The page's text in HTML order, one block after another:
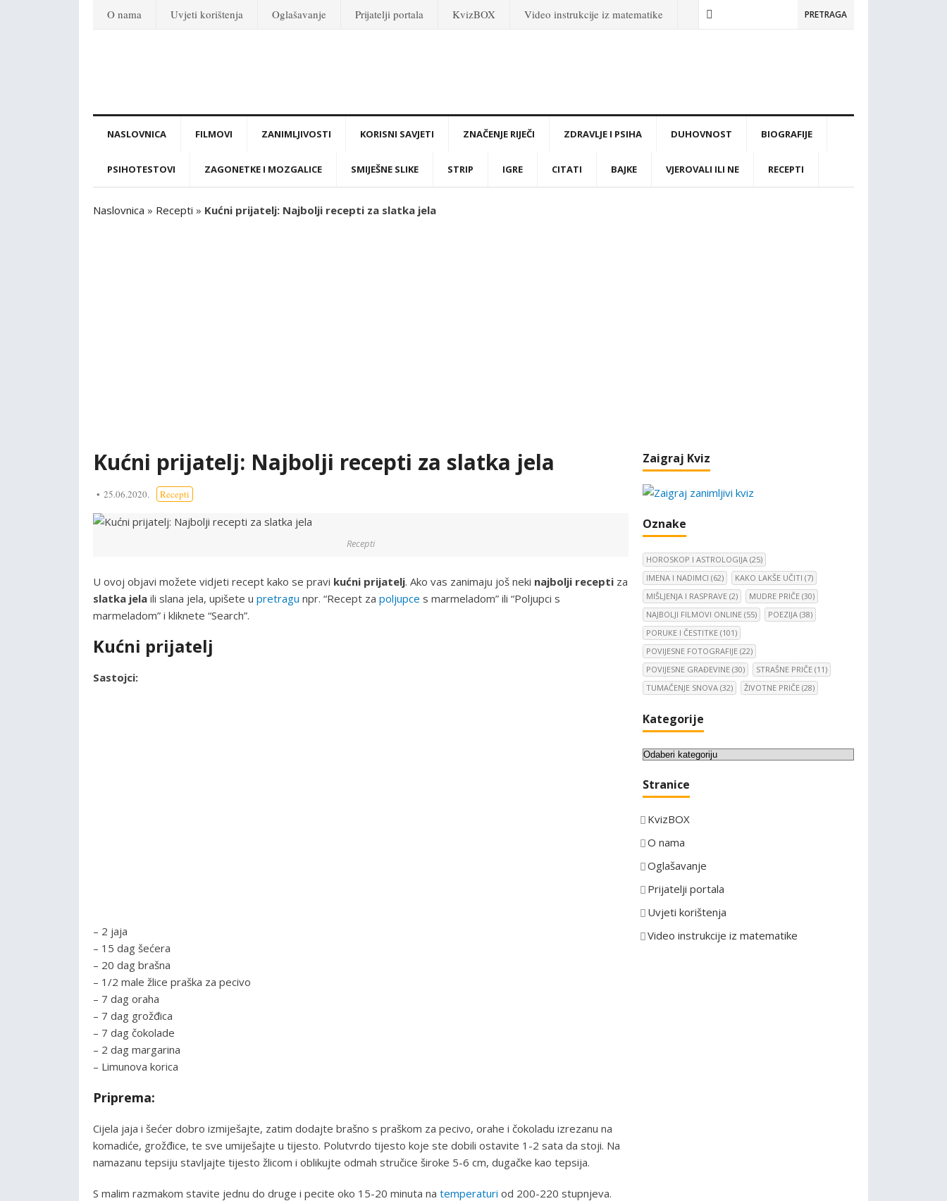
O nama Uvjeti korištenja Oglašavanje Prijatelji portala KvizBOX Video instrukcije iz matematike PRETRAGA
NASLOVNICA FILMOVI ZANIMLJIVOSTI KORISNI SAVJETI ZNAČENJE RIJEČI ZDRAVLJE I PSIHA DUHOVNOST BIOGRAFIJE
PSIHOTESTOVI ZAGONETKE I MOZGALICE SMIJEŠNE SLIKE STRIP IGRE CITATI BAJKE VJEROVALI ILI NE RECEPTI
Naslovnica » Recepti » Kućni prijatelj: Najbolji recepti za slatka jela
Kućni prijatelj: Najbolji recepti za slatka jela
25.06.2020. Recepti
Recepti
U ovoj objavi možete vidjeti recept kako se pravi kućni prijatelj. Ako vas zanimaju još neki najbolji recepti za
slatka jela ili slana jela, upišete u pretragu npr. “Recept za poljupce s marmeladom” ili “Poljupci s
marmeladom” i kliknete “Search”.
Kućni prijatelj
Sastojci:
– 2 jaja
– 15 dag šećera
– 20 dag brašna
– 1/2 male žlice praška za pecivo
– 7 dag oraha
– 7 dag grožđica
– 7 dag čokolade
– 2 dag margarina
– Limunova korica
Priprema:
Cijela jaja i šećer dobro izmiješajte, zatim dodajte brašno s praškom za pecivo, orahe i čokoladu izrezanu na
komadiće, grožđice, te sve umiješajte u tijesto. Polutvrdo tijesto koje ste dobili ostavite 1-2 sata da stoji. Na
namazanu tepsiju stavljajte tijesto žlicom i oblikujte odmah stručice široke 5-6 cm, dugačke kao tepsija.
S malim razmakom stavite jednu do druge i pecite oko 15-20 minuta na temperaturi od 200-220 stupnjeva.
Zaigraj Kviz
Oznake
HOROSKOP I ASTROLOGIJA (25)
IMENA I NADIMCI (62) KAKO LAKŠE UČITI (7)
MIŠLJENJA I RASPRAVE (2) MUDRE PRIČE (30)
NAJBOLJI FILMOVI ONLINE (55) POEZIJA (38)
PORUKE I ČESTITKE (101)
POVIJESNE FOTOGRAFIJE (22)
POVIJESNE GRAĐEVINE (30) STRAŠNE PRIČE (11)
TUMAČENJE SNOVA (32) ŽIVOTNE PRIČE (28)
Kategorije
K
t
g
o
i
j
e
Stranice
KvizBOX
O nama
Oglašavanje
Prijatelji portala
Uvjeti korištenja
Video instrukcije iz matematike